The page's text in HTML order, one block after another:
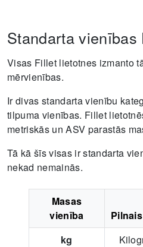
Standarta vienības
Visas Fillet lietotnes izmanto
mērvienības.
Ir divas standarta vienību
tilpuma vienības. Fillet
metriskās un ASV parastās
Tā kā šīs visas ir standarta
nekad nemainās.
Masas
vienība
kg